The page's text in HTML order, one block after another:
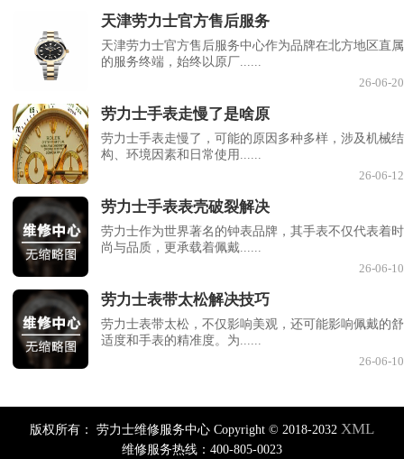
天津劳力士官方售后服务
天津劳力士官方售后服务中心作为品牌在北方地区直属
的服务终端，始终以原厂......
26-06-20
劳力士手表走慢了是啥原
劳力士手表走慢了，可能的原因多种多样，涉及机械结
构、环境因素和日常使用......
26-06-12
劳力士手表表壳破裂解决
劳力士作为世界著名的钟表品牌，其手表不仅代表着时
尚与品质，更承载着佩戴......
26-06-10
劳力士表带太松解决技巧
劳力士表带太松，不仅影响美观，还可能影响佩戴的舒
适度和手表的精准度。为......
26-06-10
版权所有： 劳力士维修服务中心 Copyright © 2018-2032 XML
维修服务热线：400-805-0023